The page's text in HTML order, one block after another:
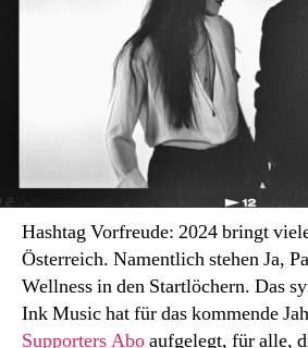
Hashtag Vorfreude: 2024 bringt
Österreich. Namentlich stehen Ja,
Wellness in den Startlöchern. Das
Ink Music hat für das kommende
Supporters Aboaufgelegt, für alle,